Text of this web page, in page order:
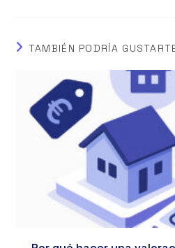
TAMBIÉN PODRÍA